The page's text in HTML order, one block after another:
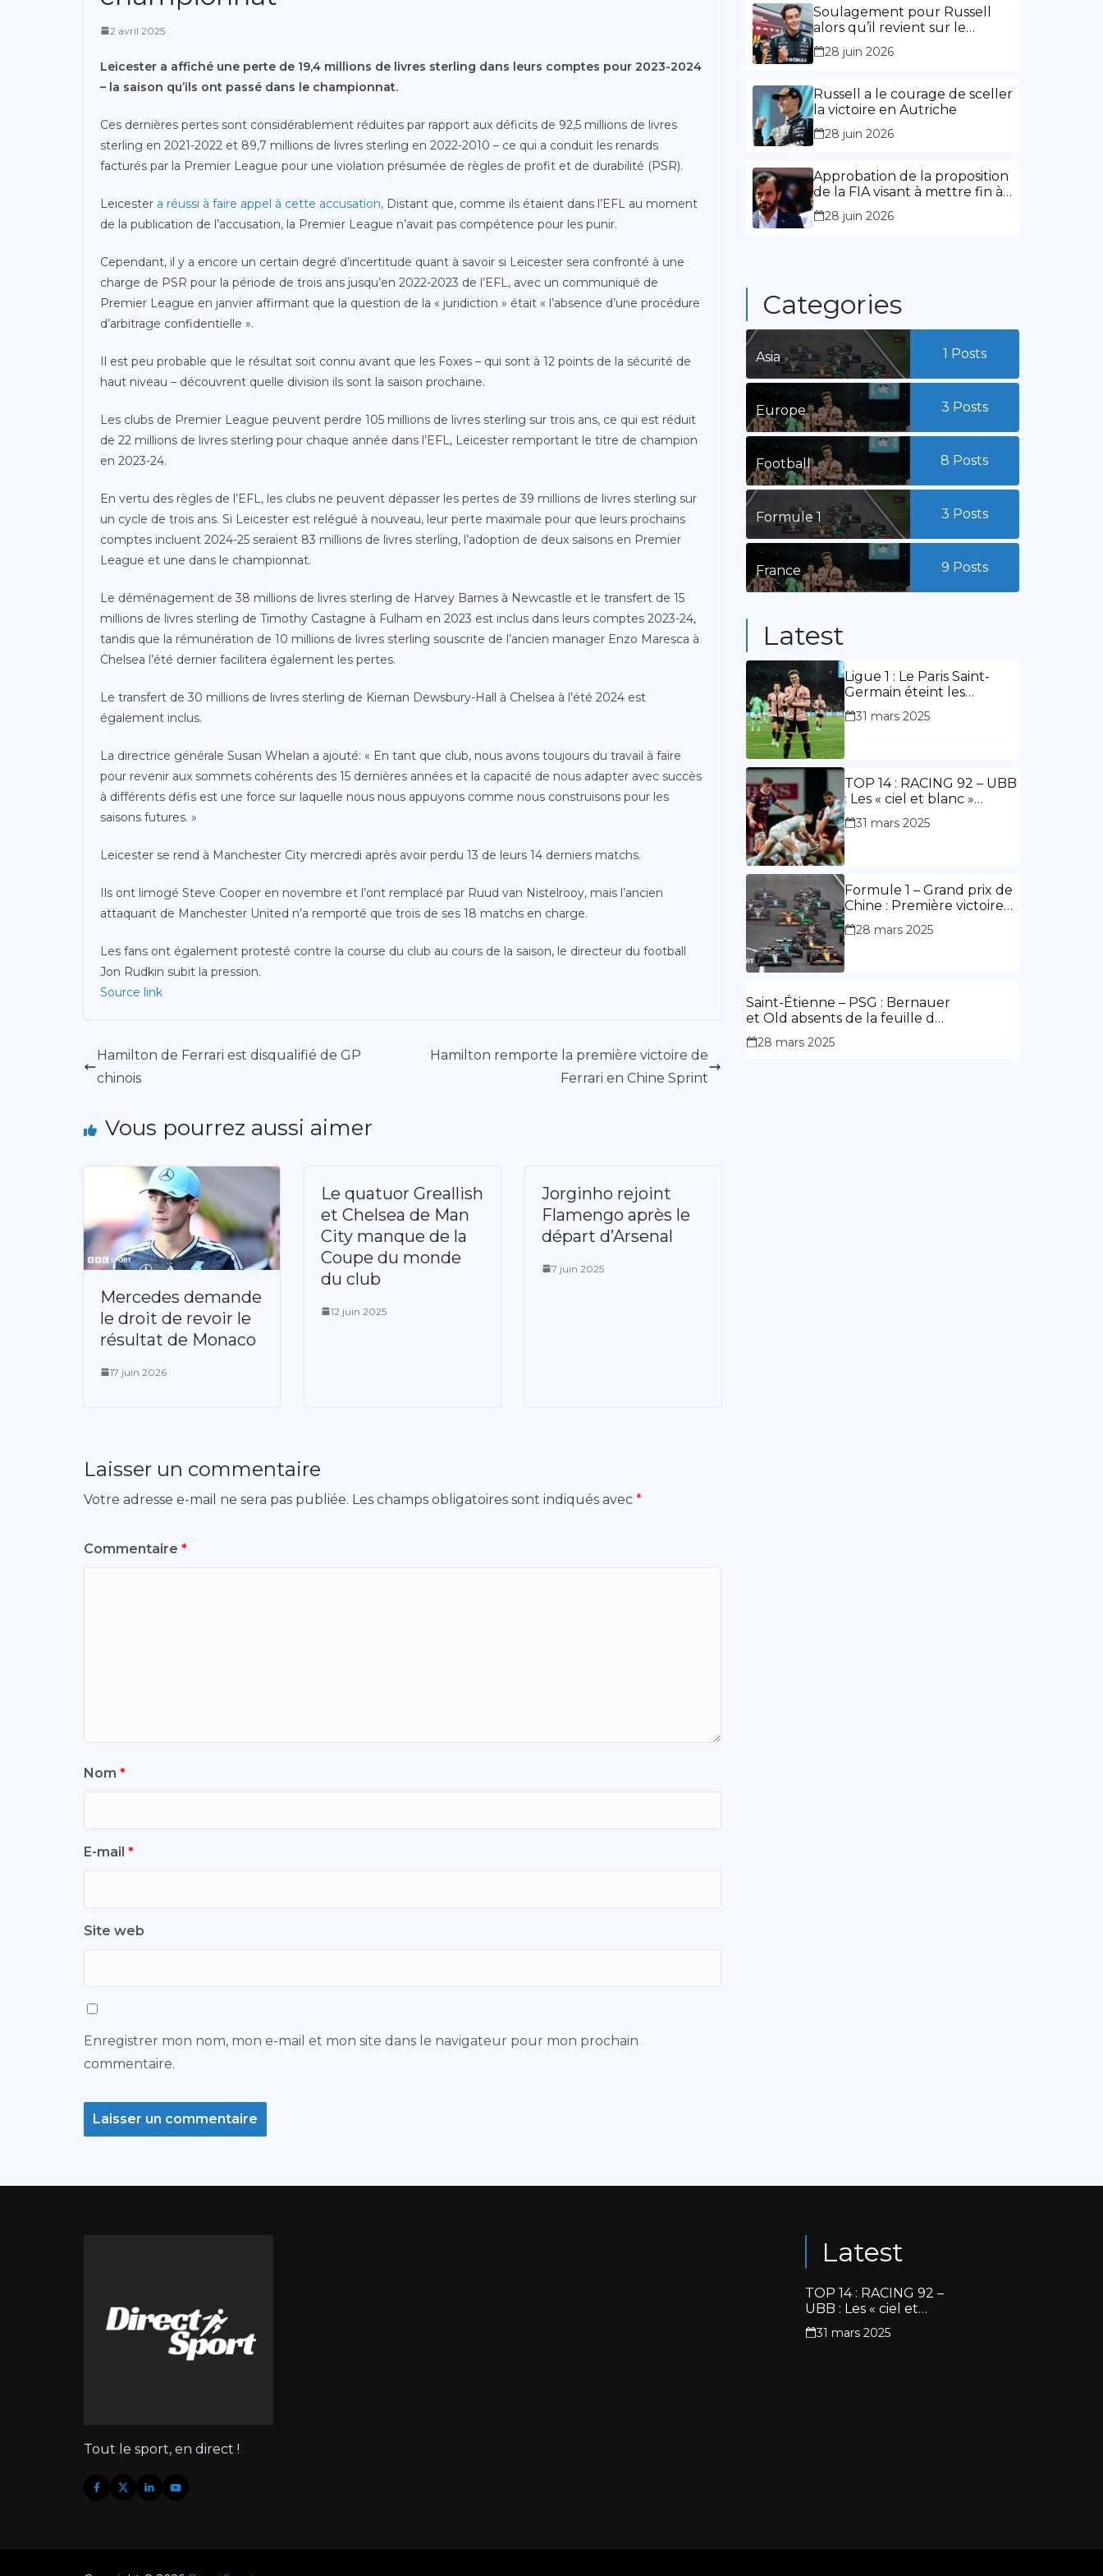
2 avril 2025
Leicester a affiché une perte de 19,4 millions de livres sterling dans leurs comptes pour 2023-2024
– la saison qu’ils ont passé dans le championnat.
Ces dernières pertes sont considérablement réduites par rapport aux déficits de 92,5 millions de livres
sterling en 2021-2022 et 89,7 millions de livres sterling en 2022-2010 – ce qui a conduit les renards
facturés par la Premier League pour une violation présumée de règles de profit et de durabilité (PSR).
Leicester a réussi à faire appel à cette accusation, Distant que, comme ils étaient dans l’EFL au moment
de la publication de l’accusation, la Premier League n’avait pas compétence pour les punir.
Cependant, il y a encore un certain degré d’incertitude quant à savoir si Leicester sera confronté à une
charge de PSR pour la période de trois ans jusqu’en 2022-2023 de l’EFL, avec un communiqué de
Premier League en janvier affirmant que la question de la « juridiction » était « l’absence d’une procédure
d’arbitrage confidentielle ».
Il est peu probable que le résultat soit connu avant que les Foxes – qui sont à 12 points de la sécurité de
haut niveau – découvrent quelle division ils sont la saison prochaine.
Les clubs de Premier League peuvent perdre 105 millions de livres sterling sur trois ans, ce qui est réduit
de 22 millions de livres sterling pour chaque année dans l’EFL, Leicester remportant le titre de champion
en 2023-24.
En vertu des règles de l’EFL, les clubs ne peuvent dépasser les pertes de 39 millions de livres sterling sur
un cycle de trois ans. Si Leicester est relégué à nouveau, leur perte maximale pour que leurs prochains
comptes incluent 2024-25 seraient 83 millions de livres sterling, l’adoption de deux saisons en Premier
League et une dans le championnat.
Le déménagement de 38 millions de livres sterling de Harvey Barnes à Newcastle et le transfert de 15
millions de livres sterling de Timothy Castagne à Fulham en 2023 est inclus dans leurs comptes 2023-24,
tandis que la rémunération de 10 millions de livres sterling souscrite de l’ancien manager Enzo Maresca à
Chelsea l’été dernier facilitera également les pertes.
Le transfert de 30 millions de livres sterling de Kiernan Dewsbury-Hall à Chelsea à l’été 2024 est
également inclus.
La directrice générale Susan Whelan a ajouté: « En tant que club, nous avons toujours du travail à faire
pour revenir aux sommets cohérents des 15 dernières années et la capacité de nous adapter avec succès
à différents défis est une force sur laquelle nous nous appuyons comme nous construisons pour les
saisons futures. »
Leicester se rend à Manchester City mercredi après avoir perdu 13 de leurs 14 derniers matchs.
Ils ont limogé Steve Cooper en novembre et l’ont remplacé par Ruud van Nistelrooy, mais l’ancien
attaquant de Manchester United n’a remporté que trois de ses 18 matchs en charge.
Les fans ont également protesté contre la course du club au cours de la saison, le directeur du football
Jon Rudkin subit la pression.
Source link
Hamilton de Ferrari est disqualifié de GP
chinois
Hamilton remporte la première victoire de
Ferrari en Chine Sprint
Vous pourrez aussi aimer
Mercedes demande
le droit de revoir le
résultat de Monaco
17 juin 2026
Le quatuor Greallish
et Chelsea de Man
City manque de la
Coupe du monde
du club
12 juin 2025
Jorginho rejoint
Flamengo après le
départ d’Arsenal
7 juin 2025
Laisser un commentaire
Votre adresse e-mail ne sera pas publiée. Les champs obligatoires sont indiqués avec *
Commentaire *
Nom *
E-mail *
Site web
Enregistrer mon nom, mon e-mail et mon site dans le navigateur pour mon prochain
commentaire.
l’expérience »
Soulagement pour Russell
alors qu’il revient sur le
chemin de la victoire
28 juin 2026
Russell a le courage de sceller
la victoire en Autriche
28 juin 2026
Approbation de la proposition
de la FIA visant à mettre fin à
la limitation des mandats de
présidence
28 juin 2026
Categories
Asia 1 Posts
Europe 3 Posts
Football 8 Posts
Formule 1 3 Posts
France 9 Posts
Latest
Ligue 1 : Le Paris Saint-
Germain éteint les
lumières du stade
Geoffroy Guichard. Stassin
31 mars 2025
TOP 14 : RACING 92 – UBB
: Les « ciel et blanc »
renouent avec la victoire
31 mars 2025
Formule 1 – Grand prix de
Chine : Première victoire
d’Hamilton en Rouge,
l’Aston Martin d’Alonso fait
28 mars 2025
Saint-Étienne – PSG : Bernauer
et Old absents de la feuille de
match.
28 mars 2025
Tout le sport, en direct !
Latest
TOP 14 : RACING 92 –
UBB : Les « ciel et
blanc » renouent avec
la victoire
31 mars 2025